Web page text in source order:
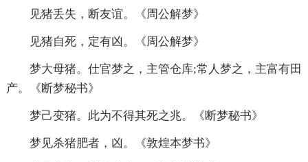
见猪丢失，断友谊。《周公解梦》
见猪自死，定有凶。《周公解梦》
梦大母猪。仕官梦之，主管仓库;常人梦之，主富有田
产。《断梦秘书》
梦己变猪。此为不得其死之兆。《断梦秘书》
梦见杀猪肥者，凶。《敦煌本梦书》